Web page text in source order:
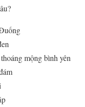
mộng bình yên